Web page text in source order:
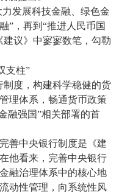
力发展科技金融、绿色金
”，再到“推进人民币国
建议》中寥寥数笔，勾勒
支柱”
制度，构建科学稳健的货
理体系，畅通货币政策
融强国”相关部署的首
善中央银行制度是《建
他看来，完善中央银行
融治理体系中的核心地
动性管理，向系统性风